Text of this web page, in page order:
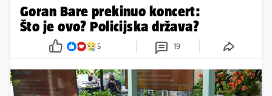
Goran Bare prekinuo koncert:
Što je ovo? Policijska država?
5 19